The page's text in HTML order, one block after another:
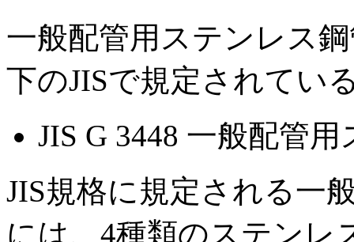
一般配管用ステンレス
下のJISで規定されてい
JIS G 3448 一般配管
JIS規格に規定される一
には、4種類のステンレ